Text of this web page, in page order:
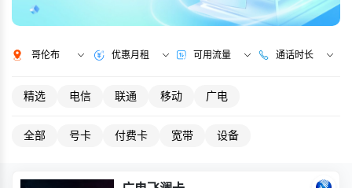
哥伦布 优惠月租 可用流量 通话时长
精选 电信 联通 移动 广电
全部 号卡 付费卡 宽带 设备